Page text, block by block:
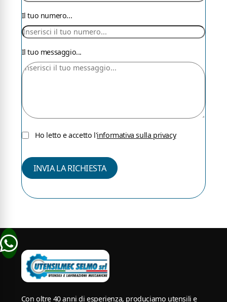
Il tuo numero...
Il tuo messaggio...
Accetta la privacy
Ho letto e accetto l'informativa sulla privacy
INVIA LA RICHIESTA
Con oltre 40 anni di esperienza, produciamo utensili e